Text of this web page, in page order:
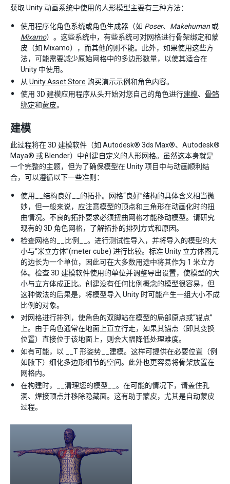
获取 Unity 动画系统中使用的人形模型主要有三种方法：
使用程序化角色系统或角色生成器（如 Poser、 Makehuman 或
Mixamo）。这些系统中，有些系统可对网格进行骨架绑定和蒙
皮（如 Mixamo），而其他的则不能。此外，如果使用这些方
法，可能需要减少原始网格中的多边形数量，以使其适合在
Unity 中使用。
从 Unity Asset Store 购买演示示例和角色内容。
使用 3D 建模应用程序从头开始对您自己的角色进行建模、 骨骼
绑定和蒙皮。
建模
此过程将在 3D 建模软件（如 Autodesk® 3ds Max®、Autodesk®
Maya® 或 Blender）中创建自定义的人形网格。虽然这本身就是
一个完整的主题，但为了确保模型在 Unity 项目中与动画顺利结
合，可以遵循以下一些准则：
使用__结构良好__的拓扑。网格“良好”结构的具体含义相当微
妙，但一般来说，应注意模型的顶点和三角形在动画化时的扭
曲情况。不良的拓扑要求必须扭曲网格才能移动模型。请研究
现有的 3D 角色网格，了解拓扑的排列方式和原因。
检查网格的__比例__。进行测试性导入，并将导入的模型的大
小与“米立方体”(meter cube) 进行比较。标准 Unity 立方体图元
的边长为一个单位，因此可在大多数用途中将其作为 1 米立方
体。检查 3D 建模软件使用的单位并调整导出设置，使模型的大
小与立方体成正比。创建没有任何比例概念的模型很容易，但
这种做法的后果是，将模型导入 Unity 时可能产生一组大小不成
比例的对象。
对网格进行排列，使角色的双脚站在模型的局部原点或“锚点”
上。由于角色通常在地面上直立行走，如果其锚点（即其变换
位置）直接位于该地面上，则会大幅降低处理难度。
如有可能，以 __T 形姿势__建模。这样可提供在必要位置（例
如腋下）细化多边形细节的空间。此外也更容易将骨架放置在
网格内。
在构建时，__清理您的模型__。在可能的情况下，请盖住孔
洞、焊接顶点并移除隐藏面。这有助于蒙皮，尤其是自动蒙皮
过程。